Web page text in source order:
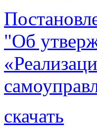
"Об
скачать